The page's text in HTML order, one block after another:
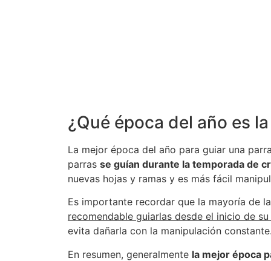
¿Qué época del año es
La mejor época del año para guiar una
parras se guían durante la temporada de
nuevas hojas y ramas y es más fácil
Es importante recordar que la mayoría de
recomendable guiarlas desde el inicio de
evita dañarla con la manipulación constante.
En resumen, generalmente la mejor época